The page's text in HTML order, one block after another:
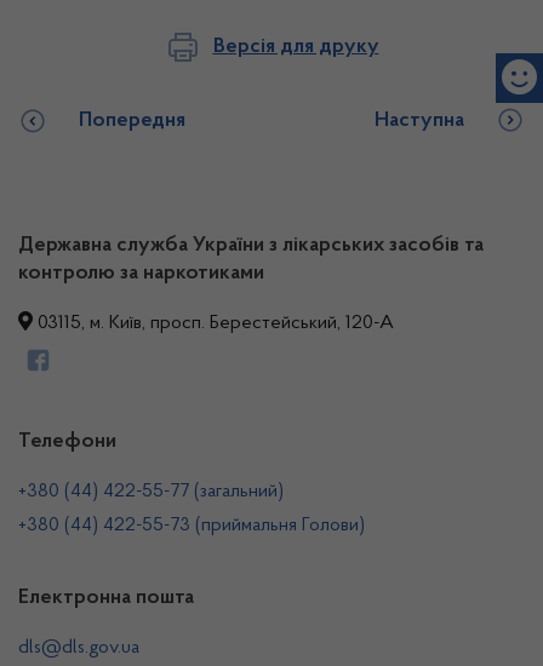
Версія для друку
Попередня Наступна
Державна служба України з лікарських засобів та
контролю за наркотиками
03115, м. Київ, просп. Берестейський, 120-А
Телефони
+380 (44) 422-55-77 (загальний)
+380 (44) 422-55-73 (приймальня Голови)
Електронна пошта
dls@dls.gov.ua